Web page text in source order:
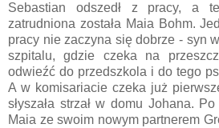
Sebastian odszedł z pracy, a
zatrudniona została Maia Bohm.
pracy nie zaczyna się dobrze - syn
szpitalu, gdzie czeka na
odwieźć do przedszkola i do tego
A w komisariacie czeka już
słyszała strzał w domu Johana.
Maia ze swoim nowym partnerem